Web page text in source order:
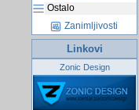
Ostalo
Zanimljivosti
Linkovi
Zonic Design